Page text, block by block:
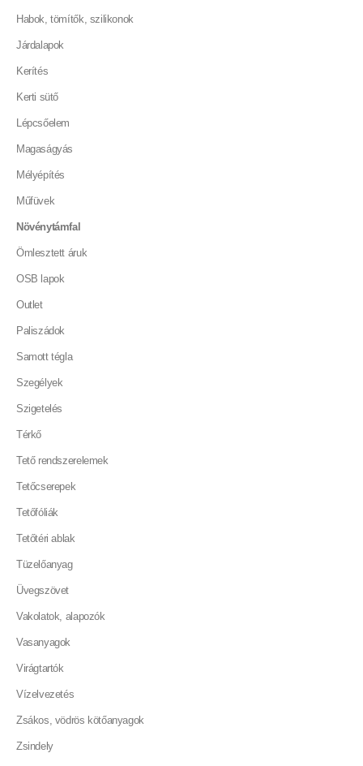
Habok, tömítők, szilikonok
Járdalapok
Kerítés
Kerti sütő
Lépcsőelem
Magaságyás
Mélyépítés
Műfüvek
Növénytámfal
Ömlesztett áruk
OSB lapok
Outlet
Paliszádok
Samott tégla
Szegélyek
Szigetelés
Térkő
Tető rendszerelemek
Tetőcserepek
Tetőfóliák
Tetőtéri ablak
Tüzelőanyag
Üvegszövet
Vakolatok, alapozók
Vasanyagok
Virágtartók
Vízelvezetés
Zsákos, vödrös kötőanyagok
Zsindely